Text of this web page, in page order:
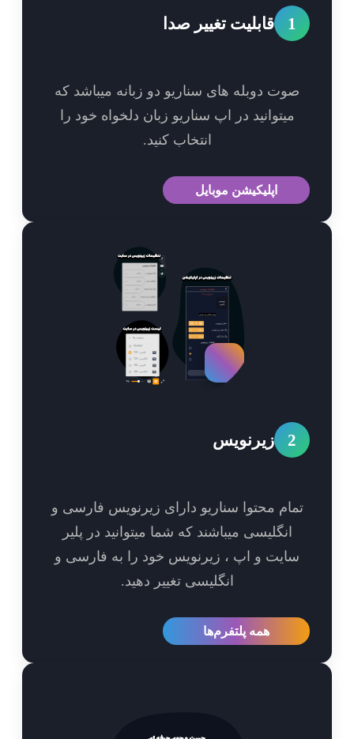
قابلیت تغییر صدا
دوبله های سناریو دو زبانه میباشد که
میتوانید در اپ سناریو زبان دلخواه خود را
انتخاب کنید.
اپلیکیشن موبایل
زیرنویس
محتوا سناریو دارای زیرنویس فارسی و
انگلیسی میباشند که شما میتوانید در پلیر
و اپ ، زیرنویس خود را به فارسی و
انگلیسی تغییر دهید.
همه پلتفرم‌ها